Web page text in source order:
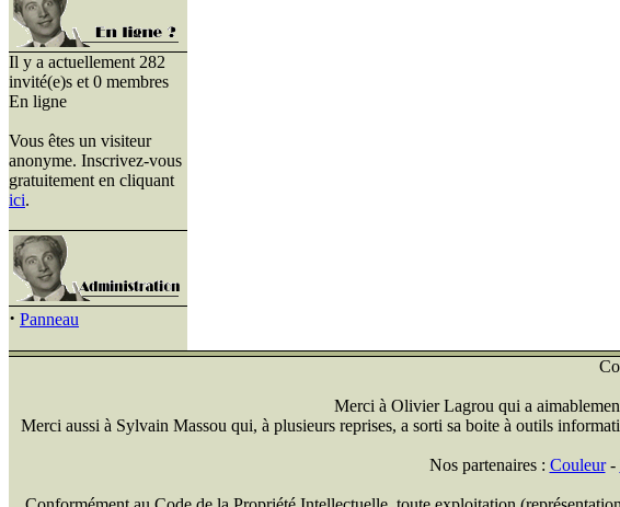
Il y a actuellement 282
invité(e)s et 0 membres
En ligne
Vous êtes un visiteur
anonyme. Inscrivez-vous
gratuitement en cliquant
ici.
· Panneau
Merci à Olivier Lagrou qui a
Merci aussi à Sylvain Massou qui, à plusieurs reprises, a sorti sa boite à outils
Nos partenaires : Couleur-